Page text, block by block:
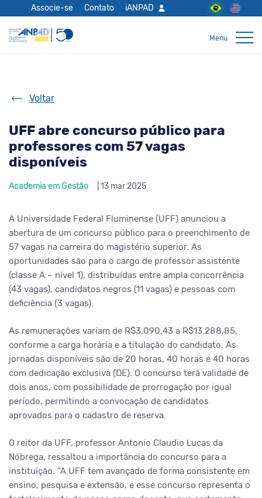
Associe-se Contato iANPAD
Voltar
UFF abre concurso público para
professores com 57 vagas
disponíveis
Academia em Gestão | 13 mar 2025
A Universidade Federal Fluminense (UFF) anunciou a
abertura de um concurso público para o preenchimento de
57 vagas na carreira do magistério superior. As
oportunidades são para o cargo de professor assistente
(classe A – nível 1), distribuídas entre ampla concorrência
(43 vagas), candidatos negros (11 vagas) e pessoas com
deficiência (3 vagas).
As remunerações variam de R$3.090,43 a R$13.288,85,
conforme a carga horária e a titulação do candidato. As
jornadas disponíveis são de 20 horas, 40 horas e 40 horas
com dedicação exclusiva (DE). O concurso terá validade de
dois anos, com possibilidade de prorrogação por igual
período, permitindo a convocação de candidatos
aprovados para o cadastro de reserva.
O reitor da UFF, professor Antonio Claudio Lucas da
Nóbrega, ressaltou a importância do concurso para a
instituição. “A UFF tem avançado de forma consistente em
ensino, pesquisa e extensão, e esse concurso representa o